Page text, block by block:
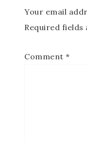
Your email
Required fields
Comment *